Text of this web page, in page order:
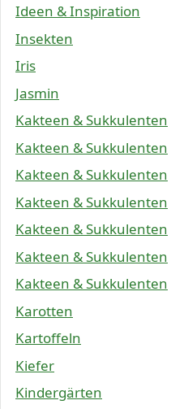
Ideen & Inspiration
Insekten
Iris
Jasmin
Kakteen & Sukkulenten
Kakteen & Sukkulenten
Kakteen & Sukkulenten
Kakteen & Sukkulenten
Kakteen & Sukkulenten
Kakteen & Sukkulenten
Kakteen & Sukkulenten
Karotten
Kartoffeln
Kiefer
Kindergärten